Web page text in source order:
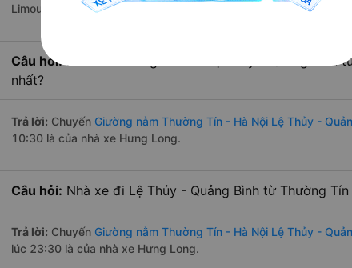
Limousine vận hành. Các giờ xe chạy có đầy đủ cả ban ngày,
Câu hỏi:Nhà xe Giường nằm đi Lệ Thủy - Quảng Bình
nhất?
Trả lời: Chuyến Giường nằm Thường Tín - Hà Nội Lệ Thủy -
10:30 là của nhà xe Hưng Long.
Câu hỏi: Nhà xe đi Lệ Thủy - Quảng Bình từ Thường
Trả lời: Chuyến Giường nằm Thường Tín - Hà Nội Lệ Thủy -
lúc 23:30 là của nhà xe Hưng Long.